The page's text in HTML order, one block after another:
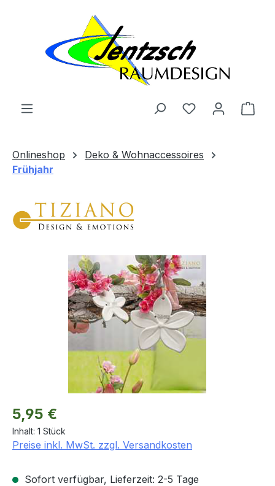
Zum Hauptinhalt springen
Onlineshop
Deko & Wohnaccessoires
Frühjahr
Bildergalerie überspringen
Regulärer Preis:
5,95 €
Inhalt: 1 Stück
Preise inkl. MwSt. zzgl. Versandkosten
Sofort verfügbar, Lieferzeit: 2-5 Tage